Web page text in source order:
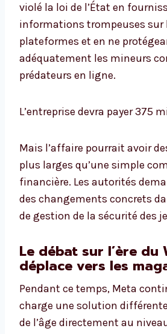
violé la loi de l’État en
informations trompeuses sur
plateformes et en ne
adéquatement les mineurs
prédateurs en ligne.
L’entreprise devra payer 375
Mais l’affaire pourrait avoir
plus larges qu’une simple
financière. Les autorités
des changements concrets
de gestion de la sécurité des
Le débat sur l’ère du
déplace vers les
Pendant ce temps, Meta
charge une solution
de l’âge directement au